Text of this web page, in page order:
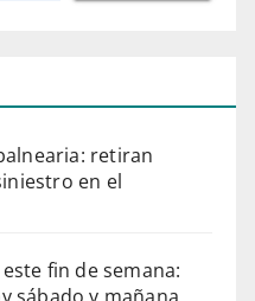
retiran
en el
fin de semana: